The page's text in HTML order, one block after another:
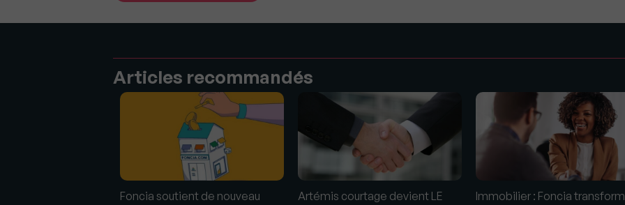
Articles recommandés
Foncia soutient de nouveau
Artémis courtage devient LE
Immobilier : Foncia